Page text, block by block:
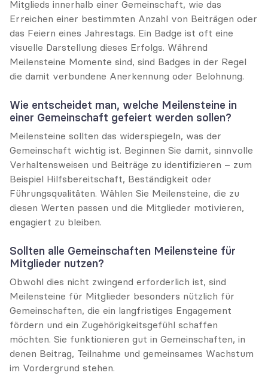
Mitglieds innerhalb einer Gemeinschaft, wie das
Erreichen einer bestimmten Anzahl von Beiträgen oder
das Feiern eines Jahrestags. Ein Badge ist oft eine
visuelle Darstellung dieses Erfolgs. Während
Meilensteine Momente sind, sind Badges in der Regel
die damit verbundene Anerkennung oder Belohnung.
Wie entscheidet man, welche Meilensteine in
einer Gemeinschaft gefeiert werden sollen?
Meilensteine sollten das widerspiegeln, was der
Gemeinschaft wichtig ist. Beginnen Sie damit, sinnvolle
Verhaltensweisen und Beiträge zu identifizieren – zum
Beispiel Hilfsbereitschaft, Beständigkeit oder
Führungsqualitäten. Wählen Sie Meilensteine, die zu
diesen Werten passen und die Mitglieder motivieren,
engagiert zu bleiben.
Sollten alle Gemeinschaften Meilensteine für
Mitglieder nutzen?
Obwohl dies nicht zwingend erforderlich ist, sind
Meilensteine für Mitglieder besonders nützlich für
Gemeinschaften, die ein langfristiges Engagement
fördern und ein Zugehörigkeitsgefühl schaffen
möchten. Sie funktionieren gut in Gemeinschaften, in
denen Beitrag, Teilnahme und gemeinsames Wachstum
im Vordergrund stehen.